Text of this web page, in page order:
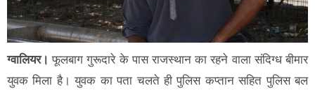
ग्वालियर। फूलबाग गुरूदारे के पास राजस्थान का रहने वाला संदिग्ध बीमार
युवक मिला है। युवक का पता चलते ही पुलिस कप्तान सहित पुलिस बल